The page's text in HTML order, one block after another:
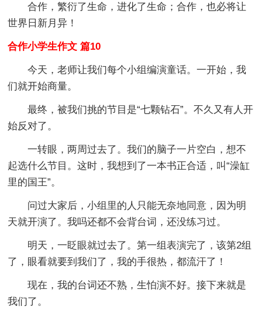
合作，繁衍了生命，进化了生命；合作，也必将让
世界日新月异！
合作小学生作文 篇10
今天，老师让我们每个小组编演童话。一开始，我
们就开始商量。
最终，被我们挑的节目是“七颗钻石”。不久又有人开
始反对了。
一转眼，两周过去了。我们的脑子一片空白，想不
起选什么节目。这时，我想到了一本书正合适，叫“澡缸
里的国王”。
问过大家后，小组里的人只能无奈地同意，因为明
天就开演了。我吗还都不会背台词，还没练习过。
明天，一眨眼就过去了。第一组表演完了，该第2组
了，眼看就要到我们了，我的手很热，都流汗了！
现在，我的台词还不熟，生怕演不好。接下来就是
我们了。